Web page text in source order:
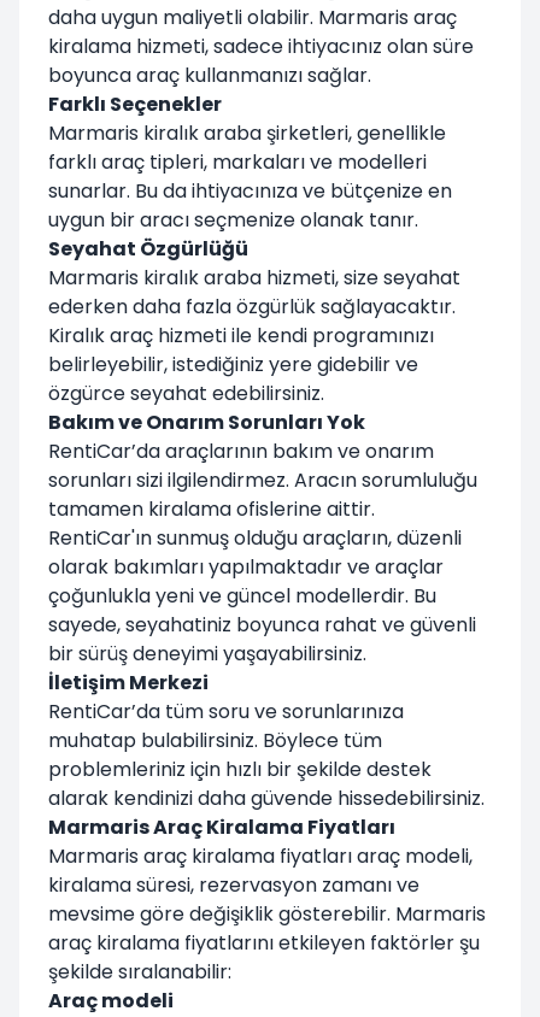
daha uygun maliyetli olabilir. Marmaris araç
kiralama hizmeti, sadece ihtiyacınız olan süre
boyunca araç kullanmanızı sağlar.
Farklı Seçenekler
Marmaris kiralık araba şirketleri, genellikle
farklı araç tipleri, markaları ve modelleri
sunarlar. Bu da ihtiyacınıza ve bütçenize en
uygun bir aracı seçmenize olanak tanır.
Seyahat Özgürlüğü
Marmaris kiralık araba hizmeti, size seyahat
ederken daha fazla özgürlük sağlayacaktır.
Kiralık araç hizmeti ile kendi programınızı
belirleyebilir, istediğiniz yere gidebilir ve
özgürce seyahat edebilirsiniz.
Bakım ve Onarım Sorunları Yok
RentiCar’da araçlarının bakım ve onarım
sorunları sizi ilgilendirmez. Aracın sorumluluğu
tamamen kiralama ofislerine aittir.
RentiCar'ın sunmuş olduğu araçların, düzenli
olarak bakımları yapılmaktadır ve araçlar
çoğunlukla yeni ve güncel modellerdir. Bu
sayede, seyahatiniz boyunca rahat ve güvenli
bir sürüş deneyimi yaşayabilirsiniz.
İletişim Merkezi
RentiCar’da tüm soru ve sorunlarınıza
muhatap bulabilirsiniz. Böylece tüm
problemleriniz için hızlı bir şekilde destek
alarak kendinizi daha güvende hissedebilirsiniz.
Marmaris Araç Kiralama Fiyatları
Marmaris araç kiralama fiyatları araç modeli,
kiralama süresi, rezervasyon zamanı ve
mevsime göre değişiklik gösterebilir. Marmaris
araç kiralama fiyatlarını etkileyen faktörler şu
şekilde sıralanabilir:
Araç modeli